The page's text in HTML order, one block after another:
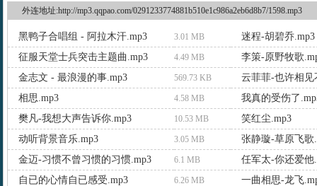
外连地址:http://mp3.qqpao.com/0291233774881b510e1c986a2eb6d8b7/1598.mp3
黑鸭子合唱组 - 阿拉木汗.mp3 3.01 MB
迷程-胡碧乔.mp3
征服天堂士兵突击主题曲.mp3
4.49 MB
李策-原野牧歌
金志文 - 最浪漫的事.mp3
569.73 KB
云菲菲-也许相见
相思.mp3
4.58 MB
我真的受伤了
樊凡-我想大声告诉你.mp3
10.53 MB
笑红尘.mp3
动听背景音乐.mp3
3.05 MB
张静璇-草原飞歌
金迈-习惯不曾习惯的习惯.mp3
6.1 MB
任军太-你还爱他
自已的心情自已感受.mp3
6.26 MB
一曲相思-龙飞